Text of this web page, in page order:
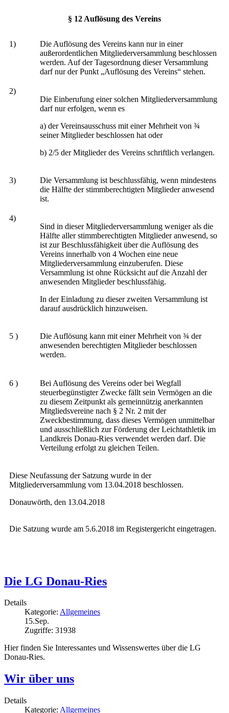
§ 12 Auflösung des Vereins
1)
Die Auflösung des Vereins kann nur in einer
außerordentlichen Mitgliederversammlung beschlossen
werden. Auf der Tagesordnung dieser Versammlung
darf nur der Punkt „Auflösung des Vereins“ stehen.
2)
Die Einberufung einer solchen Mitgliederversammlung
darf nur erfolgen, wenn es
a) der Vereinsausschuss mit einer Mehrheit von ¾
seiner Mitglieder beschlossen hat oder
b) 2/5 der Mitglieder des Vereins schriftlich verlangen.
3)
Die Versammlung ist beschlussfähig, wenn mindestens
die Hälfte der stimmberechtigten Mitglieder anwesend
ist.
4)
Sind in dieser Mitgliederversammlung weniger als die
Hälfte aller stimmberechtigten Mitglieder anwesend, so
ist zur Beschlussfähigkeit über die Auflösung des
Vereins innerhalb von 4 Wochen eine neue
Mitgliederversammlung einzuberufen. Diese
Versammlung ist ohne Rücksicht auf die Anzahl der
anwesenden Mitglieder beschlussfähig.
In der Einladung zu dieser zweiten Versammlung ist
darauf ausdrücklich hinzuweisen.
5 )
Die Auflösung kann mit einer Mehrheit von ¾ der
anwesenden berechtigten Mitglieder beschlossen
werden.
6 )
Bei Auflösung des Vereins oder bei Wegfall
steuerbegünstigter Zwecke fällt sein Vermögen an die
zu diesem Zeitpunkt als gemeinnützig anerkannten
Mitgliedsvereine nach § 2 Nr. 2 mit der
Zweckbestimmung, dass dieses Vermögen unmittelbar
und ausschließlich zur Förderung der Leichtathletik im
Landkreis Donau-Ries verwendet werden darf. Die
Verteilung erfolgt zu gleichen Teilen.
Diese Neufassung der Satzung wurde in der
Mitgliederversammlung vom 13.04.2018 beschlossen.
Donauwörth, den 13.04.2018
Die Satzung wurde am 5.6.2018 im Registergericht eingetragen.
Die LG Donau-Ries
Details
Kategorie: Allgemeines
15.Sep.
Zugriffe: 31938
Hier finden Sie Interessantes und Wissenswertes über die LG
Donau-Ries.
Wir über uns
Details
Kategorie: Allgemeines